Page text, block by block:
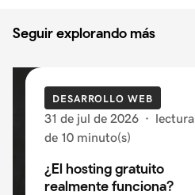
Seguir explorando más
DESARROLLO WEB
31 de jul de 2026 · lectura
de 10 minuto(s)
¿El hosting gratuito
realmente funciona?